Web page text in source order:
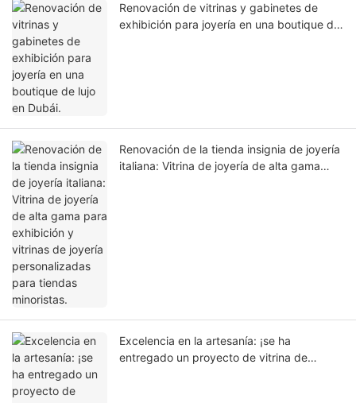
Renovación de vitrinas y gabinetes de
exhibición para joyería en una boutique de
Renovación de la tienda insignia de joyería
italiana: Vitrina de joyería de alta gama
Excelencia en la artesanía: ¡se ha
entregado un proyecto de vitrina de